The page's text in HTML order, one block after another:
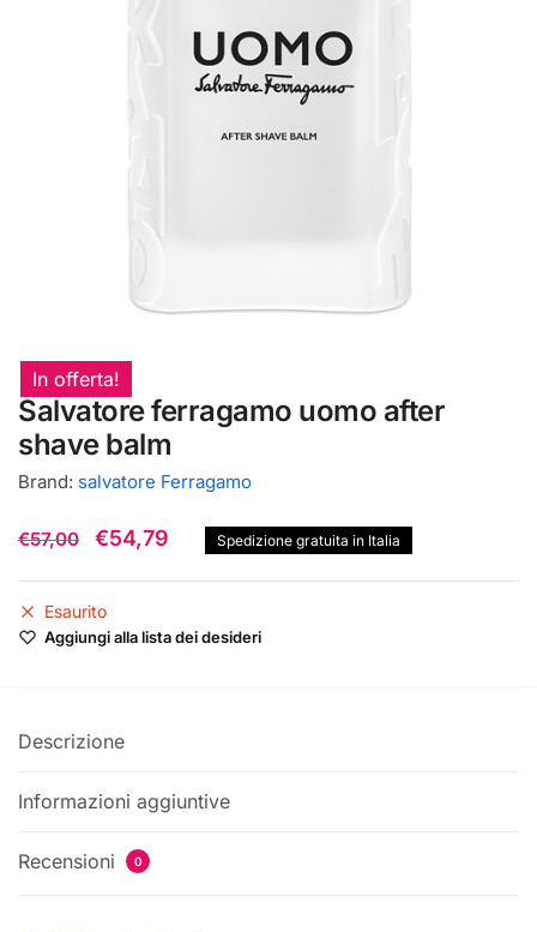
In offerta!
Salvatore ferragamo uomo after
shave balm
Brand: salvatore Ferragamo
€57,00
Il
originale
era:
€54,79
è:
Spedizione gratuita in Italia
Esaurito
Aggiungi alla lista dei desideri
Descrizione
Informazioni aggiuntive
Recensioni 0